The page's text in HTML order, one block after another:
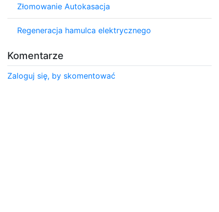
Złomowanie Autokasacja
Regeneracja hamulca elektrycznego
Komentarze
Zaloguj się, by skomentować